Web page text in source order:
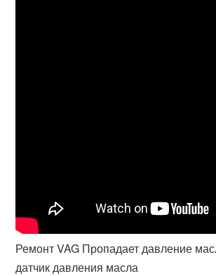
Ремонт VAG Пропадает давление
датчик давления масла